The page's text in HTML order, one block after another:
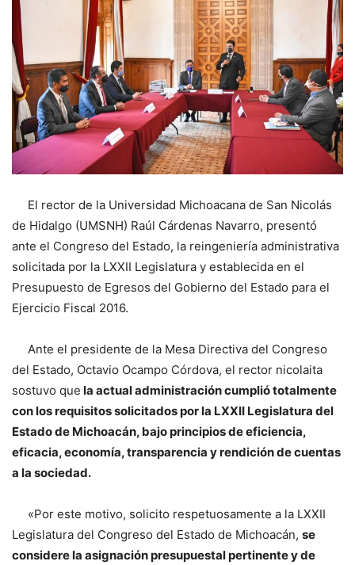
El rector de la Universidad Michoacana de San Nicolás
de Hidalgo (UMSNH) Raúl Cárdenas Navarro, presentó
ante el Congreso del Estado, la reingeniería administrativa
solicitada por la LXXII Legislatura y establecida en el
Presupuesto de Egresos del Gobierno del Estado para el
Ejercicio Fiscal 2016.
Ante el presidente de la Mesa Directiva del Congreso
del Estado, Octavio Ocampo Córdova, el rector nicolaita
sostuvo que la actual administración cumplió totalmente
con los requisitos solicitados por la LXXII Legislatura del
Estado de Michoacán, bajo principios de eficiencia,
eficacia, economía, transparencia y rendición de cuentas
a la sociedad.
«Por este motivo, solicito respetuosamente a la LXXII
Legislatura del Congreso del Estado de Michoacán, se
considere la asignación presupuestal pertinente y de